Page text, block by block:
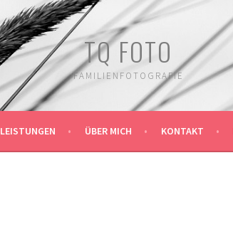
TQ FOTO
FAMILIENFOTOGRAFIE
LEISTUNGEN ÜBER MICH KONTAKT